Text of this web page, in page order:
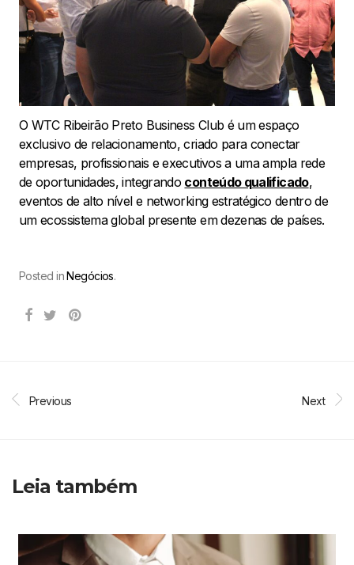
O WTC Ribeirão Preto Business Club é um espaço
exclusivo de relacionamento, criado para conectar
empresas, profissionais e executivos a uma ampla rede
de oportunidades, integrando conteúdo qualificado,
eventos de alto nível e networking estratégico dentro de
um ecossistema global presente em dezenas de países.
Posted inNegócios.
Previous Next
Leia também